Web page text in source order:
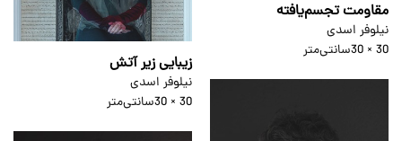
مقاومت تجسم‌یافته
نیلوفر اسدی
30 × 30
سانتی‌متر
زیبایی زیر آتش
نیلوفر اسدی
30 × 30
سانتی‌متر